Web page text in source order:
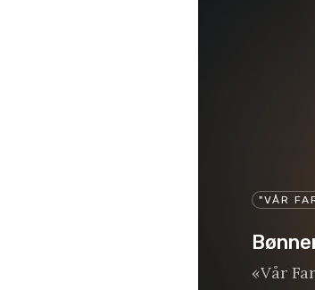
"VÅR
«Vår